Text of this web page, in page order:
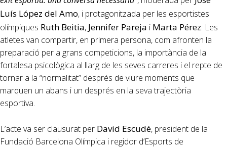
Luís López del Amo, i protagonitzada per les esportistes
olímpiques Ruth Beitia, Jennifer Pareja i Marta Pérez. Les
atletes van compartir, en primera persona, com afronten la
preparació per a grans competicions, la importància de la
fortalesa psicològica al llarg de les seves carreres i el repte de
tornar a la “normalitat” després de viure moments que
marquen un abans i un després en la seva trajectòria
esportiva.
L’acte va ser clausurat per David Escudé, president de la
Fundació Barcelona Olímpica i regidor d’Esports de